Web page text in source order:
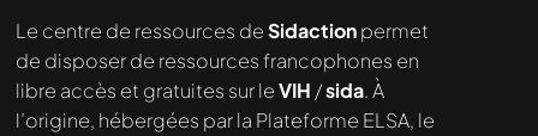
Nous cherchons le contenu
demandé....
Le centre de ressources deSidactionpermet
de disposer de ressources francophones en
libre accès et gratuites sur leVIH /sida. À
l’origine, hébergées par la Plateforme ELSA, le